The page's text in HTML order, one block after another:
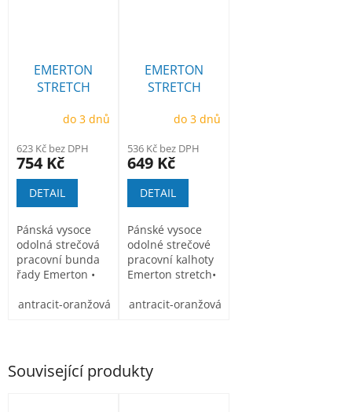
Související produkty
EMERTON
STRETCH
do 3 dnů
623 Kč bez DPH
754 Kč
DETAIL
Pánská vysoce
odolná strečová
pracovní bunda
řady Emerton •
na zip...
antracit-oranžová černo_žlutá
EMERTON
STRETCH
do 3 dnů
536 Kč bez DPH
649 Kč
DETAIL
Pánské vysoce
odolné strečové
pracovní kalhoty
Emerton stretch•
antracit-oranžová